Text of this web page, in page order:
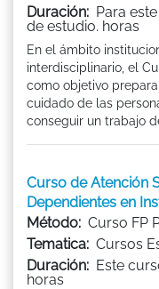
Duración: Para
de estudio. horas
En el ámbito
interdisciplinario, el
como objetivo
cuidado de las
conseguir un trabajo
Curso de Atención
Dependientes en
Método: Curso FP
Tematica: Cursos
Duración: Este
horas